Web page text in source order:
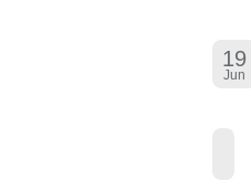
19
Jun